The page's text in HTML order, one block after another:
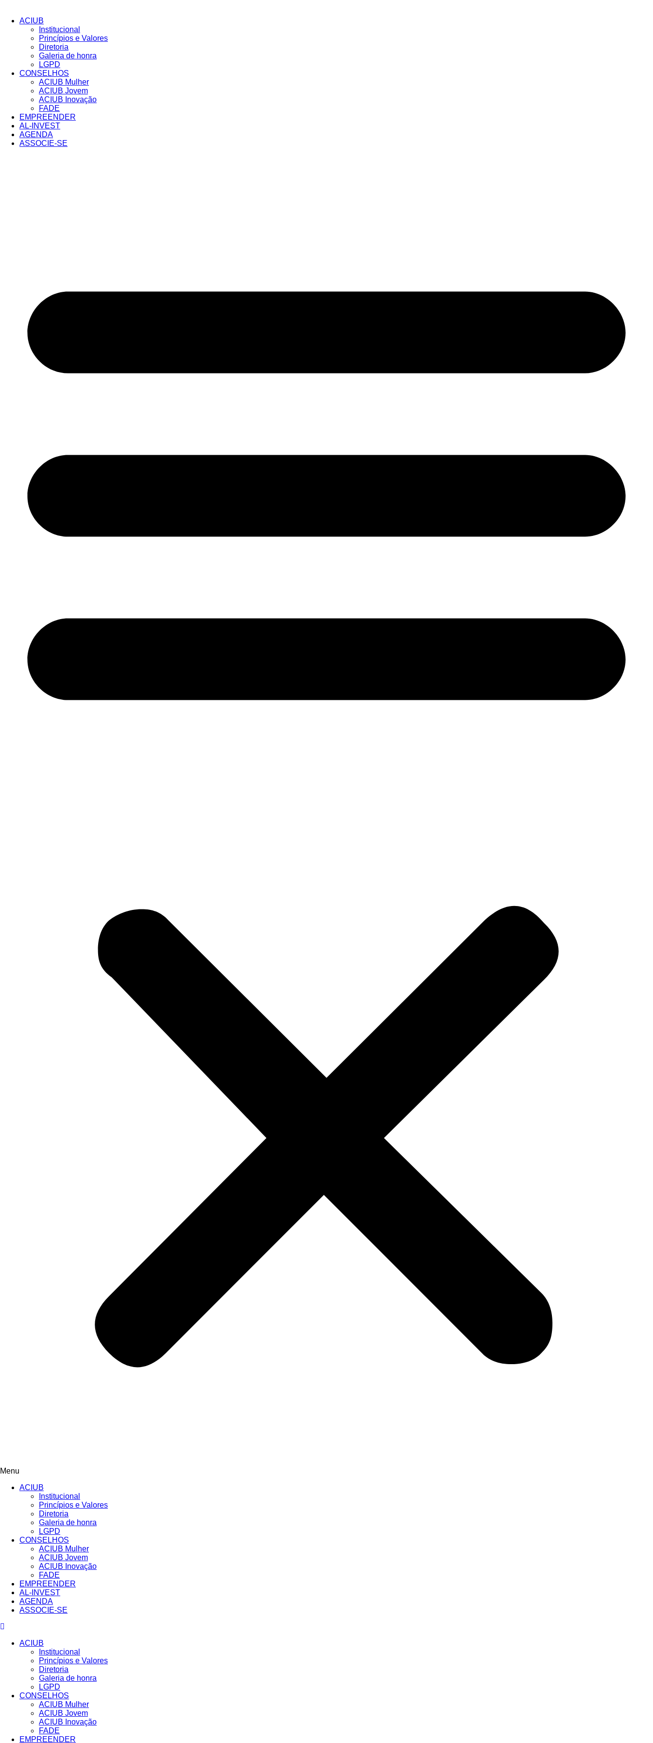
conteúdo
ACIUB
Institucional
Princípios e Valores​
Diretoria
Galeria de honra
LGPD
CONSELHOS
ACIUB Mulher
ACIUB Jovem
ACIUB Inovação
FADE
EMPREENDER
AL-INVEST
AGENDA
ASSOCIE-SE
Menu
ACIUB
Institucional
Princípios e Valores​
Diretoria
Galeria de honra
LGPD
CONSELHOS
ACIUB Mulher
ACIUB Jovem
ACIUB Inovação
FADE
EMPREENDER
AL-INVEST
AGENDA
ASSOCIE-SE
ACIUB
Institucional
Princípios e Valores​
Diretoria
Galeria de honra
LGPD
CONSELHOS
ACIUB Mulher
ACIUB Jovem
ACIUB Inovação
FADE
EMPREENDER